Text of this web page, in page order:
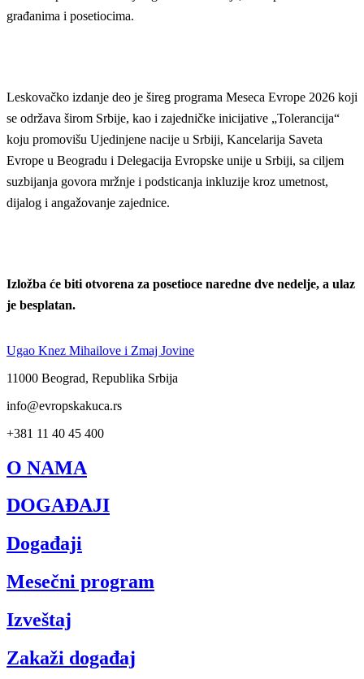
građanima i posetiocima.
Leskovačko izdanje deo je šireg programa Meseca Evrope 2026 koji
se održava širom Srbije, kao i zajedničke inicijative „Tolerancija“
koju promovišu Ujedinjene nacije u Srbiji, Kancelarija Saveta
Evrope u Beogradu i Delegacija Evropske unije u Srbiji, sa ciljem
suzbijanja govora mržnje i podsticanja inkluzije kroz umetnost,
dijalog i angažovanje zajednice.
Izložba će biti otvorena za posetioce naredne dve nedelje, a ulaz
je besplatan.
Ugao Knez Mihailove i Zmaj Jovine
11000 Beograd, Republika Srbija
info@evropskakuca.rs
+381 11 40 45 400
O NAMA
DOGAĐAJI
Događaji
Mesečni program
Izveštaj
Zakaži događaj